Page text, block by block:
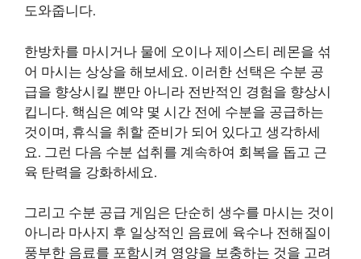
도와줍니다.
한방차를 마시거나 물에 오이나 제이스티 레몬을 섞
어 마시는 상상을 해보세요. 이러한 선택은 수분 공
급을 향상시킬 뿐만 아니라 전반적인 경험을 향상시
킵니다. 핵심은 예약 몇 시간 전에 수분을 공급하는
것이며, 휴식을 취할 준비가 되어 있다고 생각하세
요. 그런 다음 수분 섭취를 계속하여 회복을 돕고 근
육 탄력을 강화하세요.
그리고 수분 공급 게임은 단순히 생수를 마시는 것이
아니라 마사지 후 일상적인 음료에 육수나 전해질이
풍부한 음료를 포함시켜 영양을 보충하는 것을 고려